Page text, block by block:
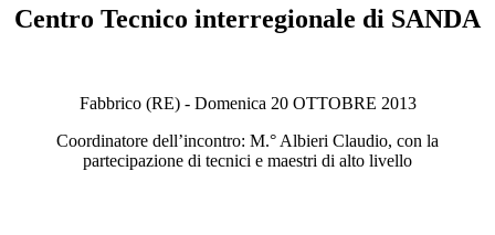
Centro Tecnico interregionale di SANDA
Fabbrico (RE) - Domenica 20 OTTOBRE 2013
Coordinatore dell’incontro: M.° Albieri Claudio, con la
partecipazione di tecnici e maestri di alto livello